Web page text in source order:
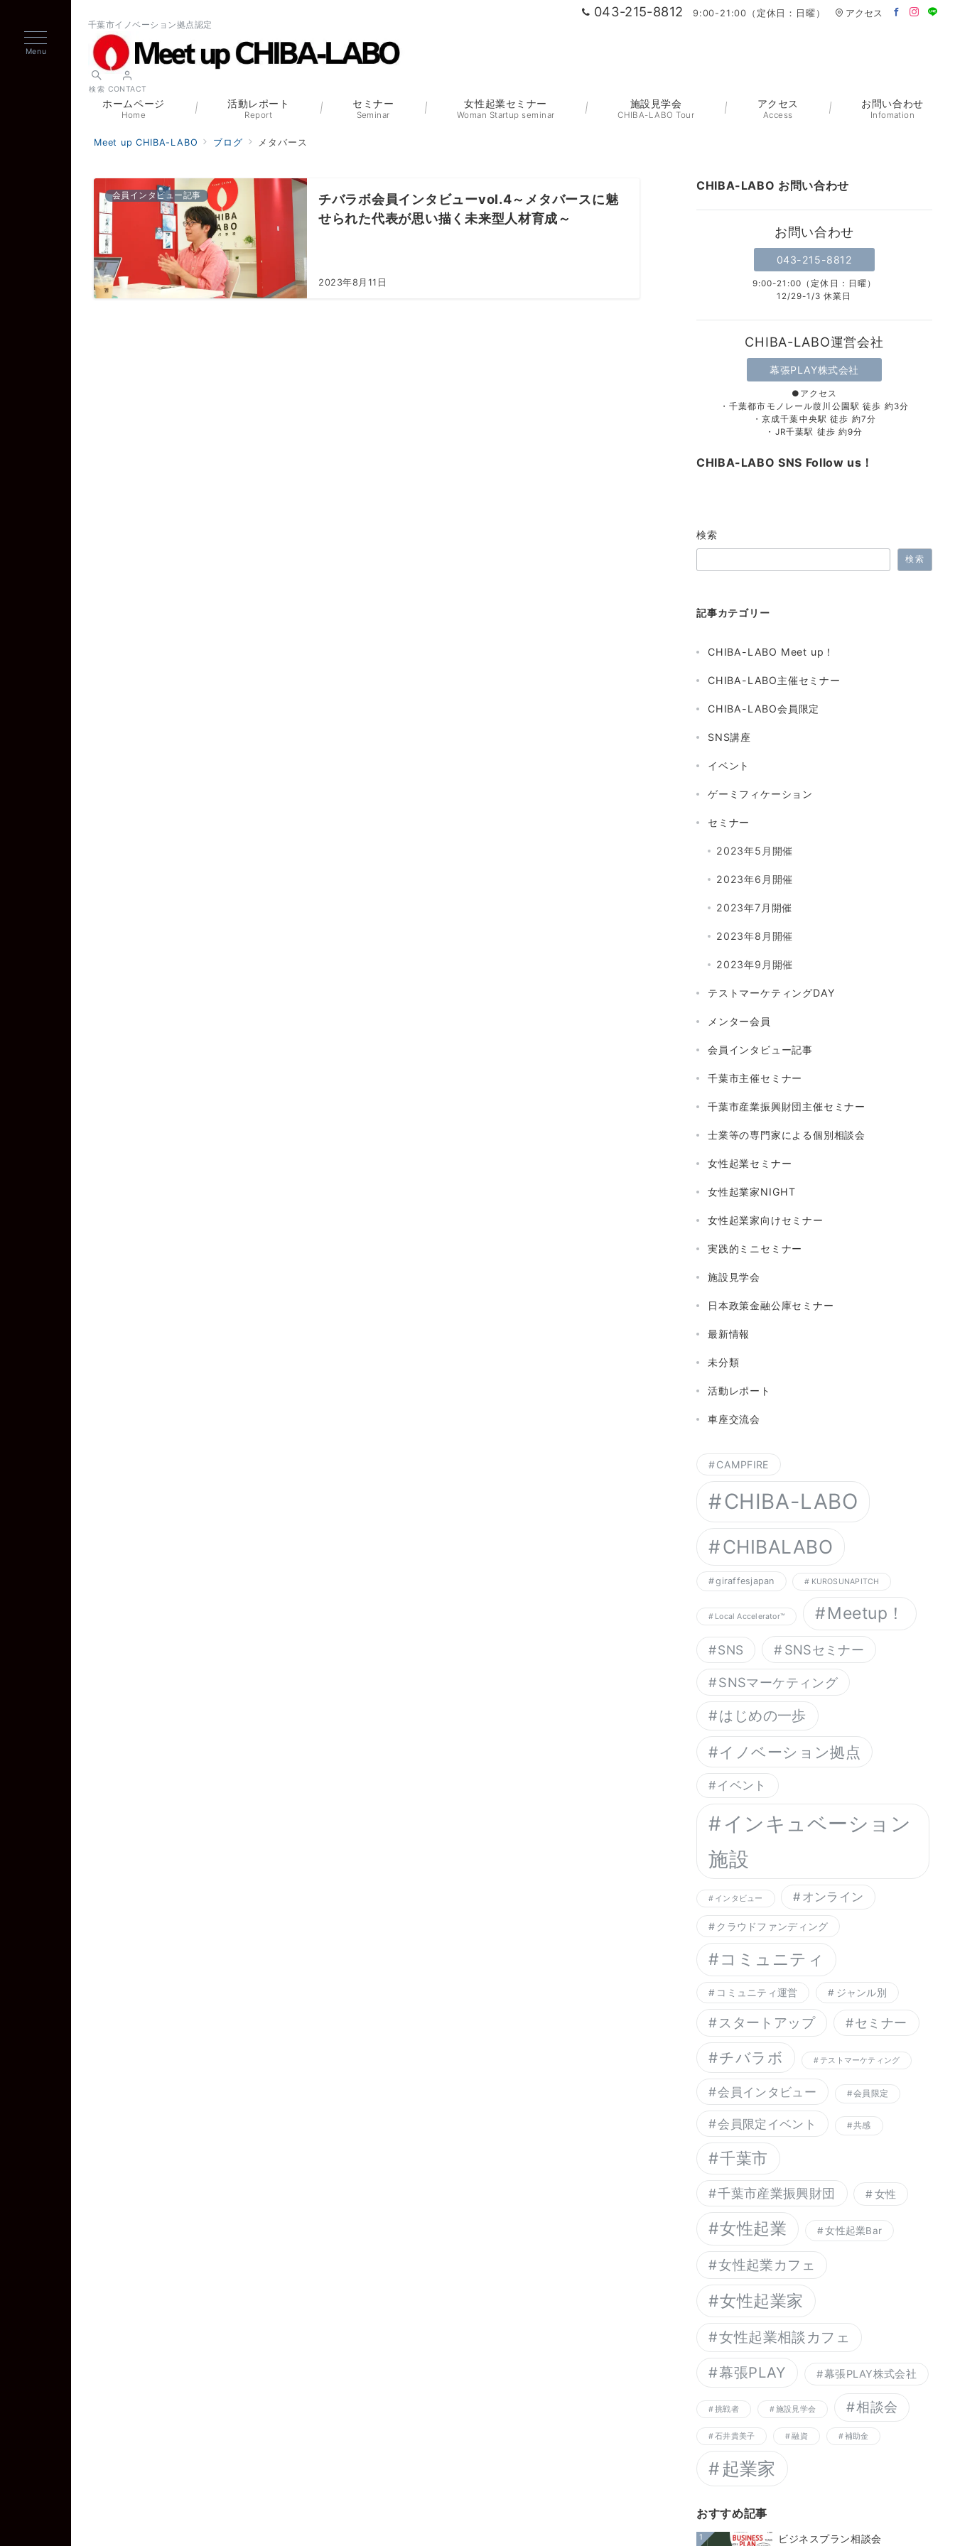
043-215-8812 9:00-21:00（定休日：日曜） アクセス
千葉市イノベーション拠点認定
検索 CONTACT
ホームページ
Home
活動レポート
Report
セミナー
Seminar
女性起業セミナー
Woman Startup seminar
施設見学会
CHIBA-LABO Tour
アクセス
Access
お問い合わせ
Infomation
Meet up CHIBA-LABO ブログ メタバース
会員インタビュー記事
チバラボ会員インタビューvol.4～メタバースに魅
せられた代表が思い描く未来型人材育成～
2023年8月11日
CHIBA-LABO お問い合わせ
お問い合わせ
043-215-8812
9:00-21:00（定休日：日曜）
12/29-1/3 休業日
CHIBA-LABO運営会社
幕張PLAY株式会社
●アクセス
・千葉都市モノレール葭川公園駅 徒歩 約3分
・京成千葉中央駅 徒歩 約7分
・JR千葉駅 徒歩 約9分
CHIBA-LABO SNS Follow us！
検索
検索
記事カテゴリー
CHIBA-LABO Meet up！
CHIBA-LABO主催セミナー
CHIBA-LABO会員限定
SNS講座
イベント
ゲーミフィケーション
セミナー
2023年5月開催
2023年6月開催
2023年7月開催
2023年8月開催
2023年9月開催
テストマーケティングDAY
メンター会員
会員インタビュー記事
千葉市主催セミナー
千葉市産業振興財団主催セミナー
士業等の専門家による個別相談会
女性起業セミナー
女性起業家NIGHT
女性起業家向けセミナー
実践的ミニセミナー
施設見学会
日本政策金融公庫セミナー
最新情報
未分類
活動レポート
車座交流会
CAMPFIRE
CHIBA-LABO
CHIBALABO
giraffesjapan KUROSUNAPITCH
Local Accelerator™︎ Meetup！
SNS SNSセミナー
SNSマーケティング
はじめの一歩
イノベーション拠点
イベント
インキュベーション
施設
インタビュー オンライン
クラウドファンディング
コミュニティ
コミュニティ運営 ジャンル別
スタートアップ セミナー
チバラボ テストマーケティング
会員インタビュー 会員限定
会員限定イベント 共感
千葉市
千葉市産業振興財団 女性
女性起業 女性起業Bar
女性起業カフェ
女性起業家
女性起業相談カフェ
幕張PLAY 幕張PLAY株式会社
挑戦者 施設見学会 相談会
石井貴美子 融資 補助金
起業家
おすすめ記事
1 ビジネスプラン相談会
Menu